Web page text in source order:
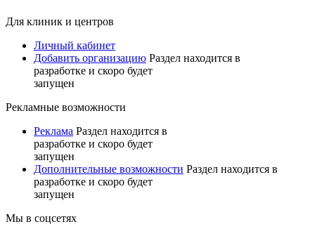
Для клиник и центров
Личный кабинет
Добавить организацию Раздел находится в
разработке и скоро будет
запущен
Рекламные возможности
Реклама Раздел находится в
разработке и скоро будет
запущен
Дополнительные возможности Раздел находится в
разработке и скоро будет
запущен
Мы в соцсетях